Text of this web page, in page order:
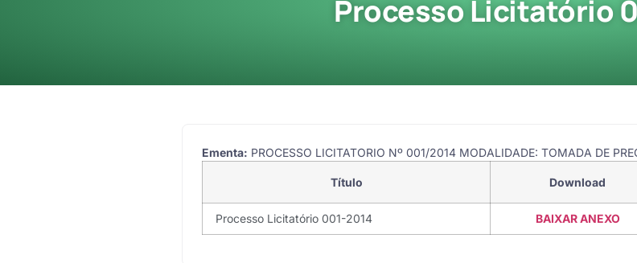
Processo Licitatório
Ementa: PROCESSO LICITATORIO Nº 001/2014 MODALIDADE: TOMADA DE
Título Download
Processo Licitatório 001-2014 BAIXAR ANEXO